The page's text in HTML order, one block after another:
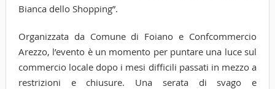
Bianca dello Shopping”.
Organizzata da Comune di Foiano e Confcommercio
Arezzo, l’evento è un momento per puntare una luce sul
commercio locale dopo i mesi difficili passati in mezzo a
restrizioni e chiusure. Una serata di svago e